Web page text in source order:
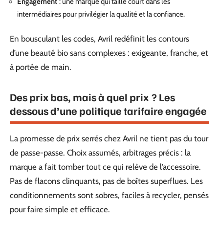
intermédiaires pour privilégier la qualité et la confiance.
En bousculant les codes, Avril redéfinit les contours
d’une beauté bio sans complexes : exigeante, franche, et
à portée de main.
Des prix bas, mais à quel prix ? Les
dessous d’une politique tarifaire engagée
La promesse de prix serrés chez Avril ne tient pas du tour
de passe-passe. Choix assumés, arbitrages précis : la
marque a fait tomber tout ce qui relève de l’accessoire.
Pas de flacons clinquants, pas de boîtes superflues. Les
conditionnements sont sobres, faciles à recycler, pensés
pour faire simple et efficace.